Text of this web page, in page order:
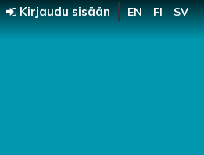
Kirjaudu sisään EN FI SV